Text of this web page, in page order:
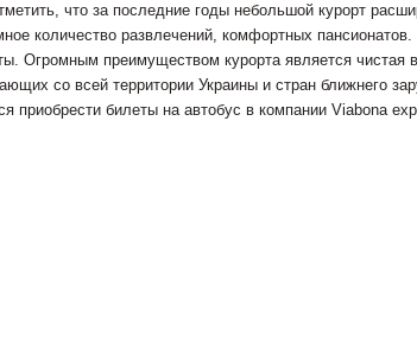
что за последние годы небольшой курорт
количество развлечений, комфортных
Огромным преимуществом курорта является чистая
со всей территории Украины и стран ближнего
приобрести билеты на автобус в компании Viabona